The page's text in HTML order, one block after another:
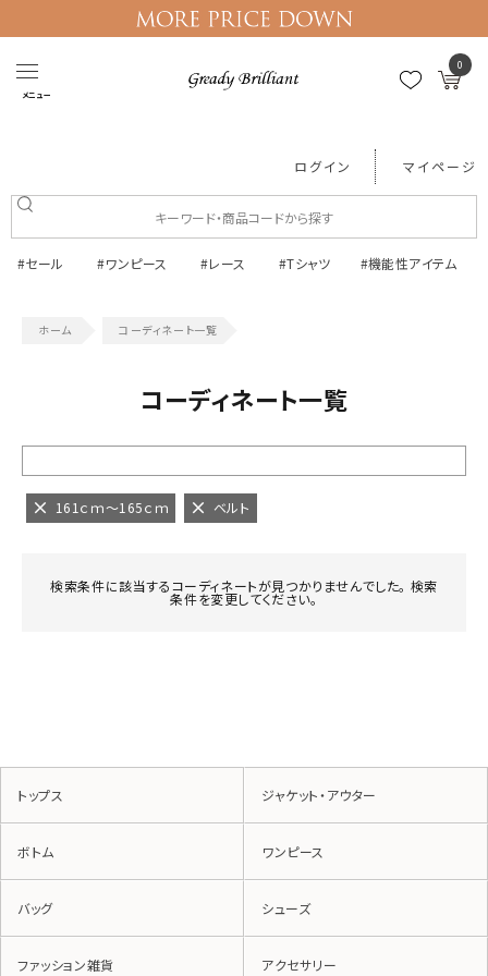
メニュー
0
ログイン マイページ
#セール #ワンピース #レース #Tシャツ #機能性アイテム
コーディネート一覧
コーディネート一覧
161ｃｍ～165ｃｍ ベルト
検索条件に該当するコーディネートが見つかりませんでした。 検索
条件を変更してください。
トップス ジャケット・アウター
ボトム ワンピース
バッグ シューズ
ファッション雑貨 アクセサリー